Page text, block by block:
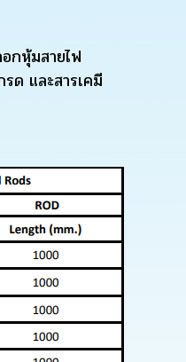
กหุ้มสายไฟ
ด และสารเคมี